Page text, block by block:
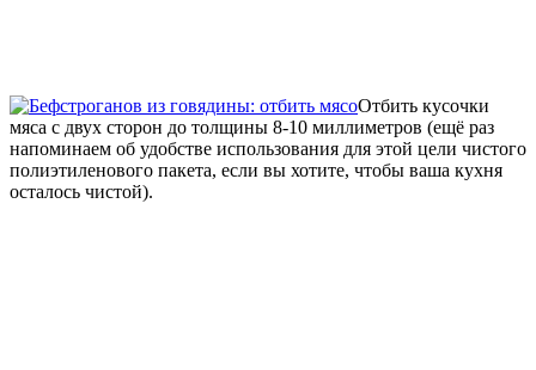
Отбить кусочки
мяса с двух сторон до толщины 8-10 миллиметров (ещё раз
напоминаем об удобстве использования для этой цели чистого
полиэтиленового пакета, если вы хотите, чтобы ваша кухня
осталось чистой).